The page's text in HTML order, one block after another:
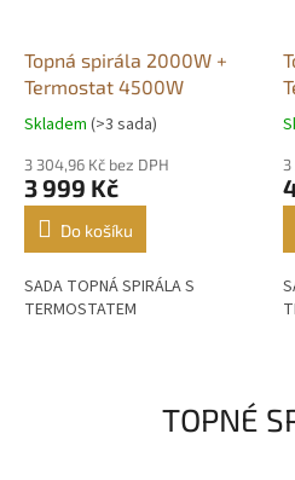
Topná spirála 2000W +
Termostat 4500W
Průměrné
produktu
je
5,0
hvězdiček.
Skladem (>3 sada)
3 304,96 Kč bez DPH
3 999 Kč
Do košíku
SADA TOPNÁ SPIRÁLA S
TERMOSTATEM
je
TOPNÉ